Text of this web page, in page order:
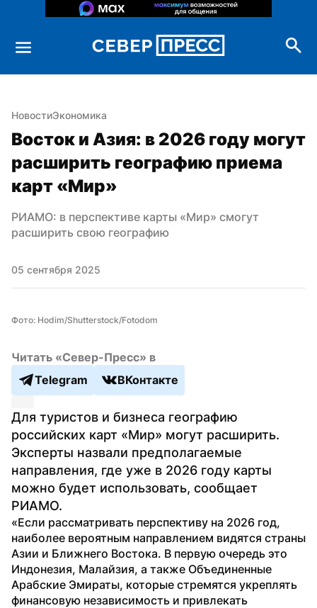
НовостиЭкономика
Восток и Азия: в 2026 году могут
расширить географию приема
карт «Мир»
РИАМО: в перспективе карты «Мир» смогут
расширить свою географию
05 сентября 2025
Фото: Hodim/Shutterstock/Fotodom
Читать «Север-Пресс» в
Telegram
ВКонтакте
Для туристов и бизнеса географию
российских карт «Мир» могут расширить.
Эксперты назвали предполагаемые
направления, где уже в 2026 году карты
можно будет использовать, сообщает
РИАМО.
«Если рассматривать перспективу на 2026 год,
наиболее вероятным направлением видятся страны
Азии и Ближнего Востока. В первую очередь это
Индонезия, Малайзия, а также Объединенные
Арабские Эмираты, которые стремятся укреплять
финансовую независимость и привлекать